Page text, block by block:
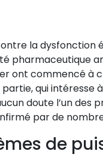
la dysfonction
pharmaceutique
ont commencé à
qui intéresse
doute l’un des
par de
de